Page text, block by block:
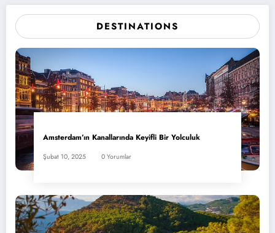
DESTINATIONS
Amsterdam’ın Kanallarında Keyifli Bir Yolculuk
Şubat 10, 2025 0 Yorumlar